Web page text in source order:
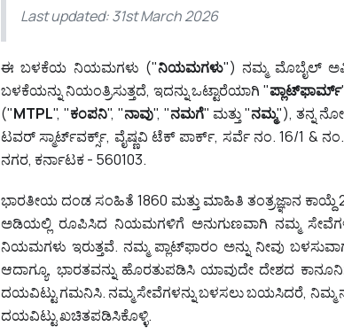
Last updated: 31st March 2026
ಈ ಬಳಕೆಯ ನಿಯಮಗಳು ("ನಿಯಮಗಳು") ನಮ್ಮ ಮೊಬೈಲ್
ಬಳಕೆಯನ್ನು ನಿಯಂತ್ರಿಸುತ್ತದೆ, ಇದನ್ನು ಒಟ್ಟಾರೆಯಾಗಿ "ಪ್ಲಾಟ್‌ಫಾರ್ಮ್
("MTPL", "ಕಂಪನಿ", "ನಾವು", "ನಮಗೆ" ಮತ್ತು "ನಮ್ಮ"), ತನ್ನ
ಟವರ್ ಸ್ಮಾರ್ಟ್‌ವರ್ಕ್ಸ್, ವೈಷ್ಣವಿ ಟೆಕ್ ಪಾರ್ಕ್, ಸರ್ವೆ ನಂ. 16/1 &
ನಗರ, ಕರ್ನಾಟಕ - 560103.
ಭಾರತೀಯ ದಂಡ ಸಂಹಿತೆ 1860 ಮತ್ತು ಮಾಹಿತಿ ತಂತ್ರಜ್ಞಾನ ಕಾಯ್ದೆ
ಅಡಿಯಲ್ಲಿ ರೂಪಿಸಿದ ನಿಯಮಗಳಿಗೆ ಅನುಗುಣವಾಗಿ ನಮ್ಮ
ನಿಯಮಗಳು ಇರುತ್ತವೆ. ನಮ್ಮ ಪ್ಲಾಟ್‌ಫಾರಂ ಅನ್ನು ನೀವು
ಆದಾಗ್ಯೂ, ಭಾರತವನ್ನು ಹೊರತುಪಡಿಸಿ ಯಾವುದೇ ದೇಶದ
ದಯವಿಟ್ಟು ಗಮನಿಸಿ. ನಮ್ಮ ಸೇವೆಗಳನ್ನು ಬಳಸಲು ಬಯಸಿದರೆ, ನಿಮ್ಮ
ದಯವಿಟ್ಟು ಖಚಿತಪಡಿಸಿಕೊಳ್ಳಿ.